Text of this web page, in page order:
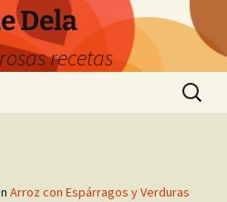
Dela
recetas
Buscar:
Arroz con Espárragos y Verduras